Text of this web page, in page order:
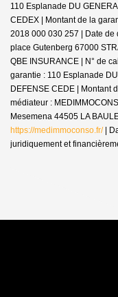
110 Esplanade DU
CEDEX | Montant de la
2018 000 030 257 | Date
place Gutenberg 67000
QBE INSURANCE | N° de
garantie : 110 Esplanade
DEFENSE CEDE | Montant
médiateur :
Mesemena 44505 LA
https://medimmoconso.fr/|
juridiquement et